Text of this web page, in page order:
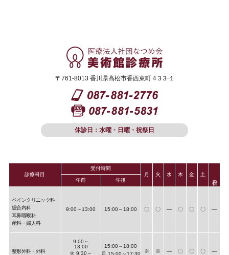
〒761-8013 香川県高松市香西東町４３３−１
休診日：水曜・日曜・祝祭日
診療科目
受付時間
月
火 水 木 金
土
午前
午後
ペインクリニック科
総合内科
耳鼻咽喉科
産科・婦人科
9:00～13:00 15:00～18:00 〇 〇 ― 〇 〇 〇 ―
整形外科・外科
9:00～
13:00
火 9:30～
15:00～18:00
月 15:00～17:30
※ ※ ― 〇 〇 〇 ―